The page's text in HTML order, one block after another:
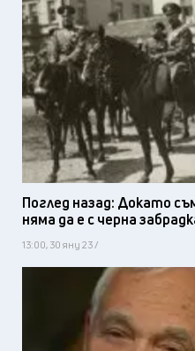
Поглед назад: Докато
няма да е с черна
13:00, 30 яну 23 /